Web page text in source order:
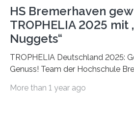
HS Bremerhaven
TROPHELIA 2025 mit
Nuggets“
TROPHELIA Deutschland 2025:
Genuss! Team der Hochschule
ECOTROPHELIAMit der
More than 1 year ago